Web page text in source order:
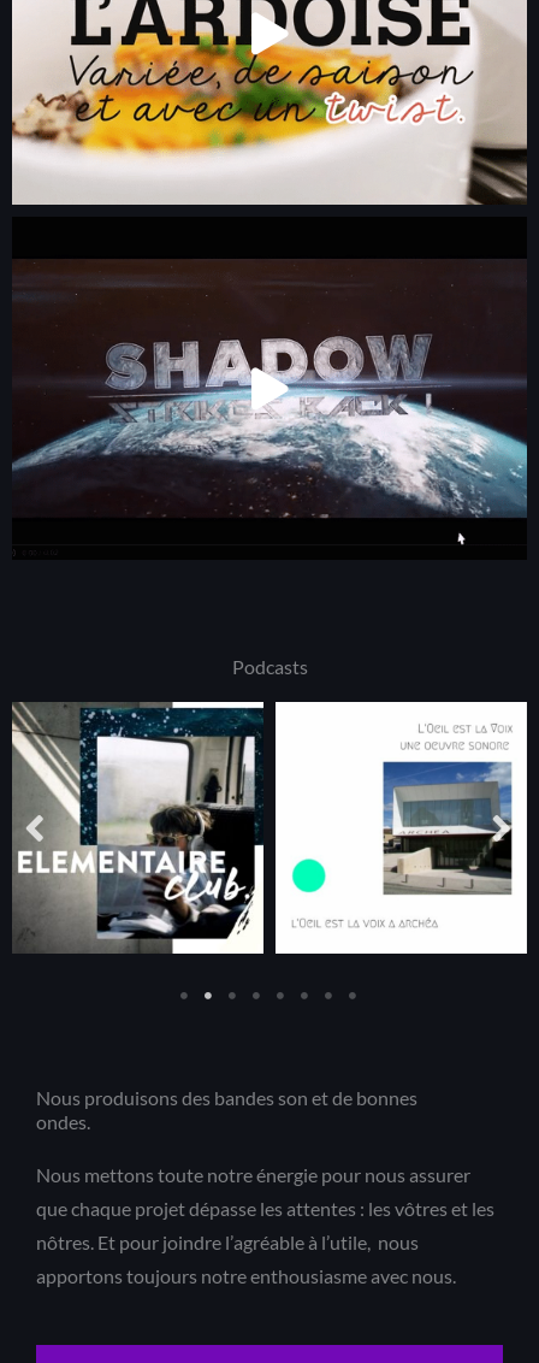
Podcasts
Nous produisons des bandes son et de bonnes
ondes.
Nous mettons toute notre énergie pour nous assurer
que chaque projet dépasse les attentes : les vôtres et les
nôtres. Et pour joindre l’agréable à l’utile, nous
apportons toujours notre enthousiasme avec nous.